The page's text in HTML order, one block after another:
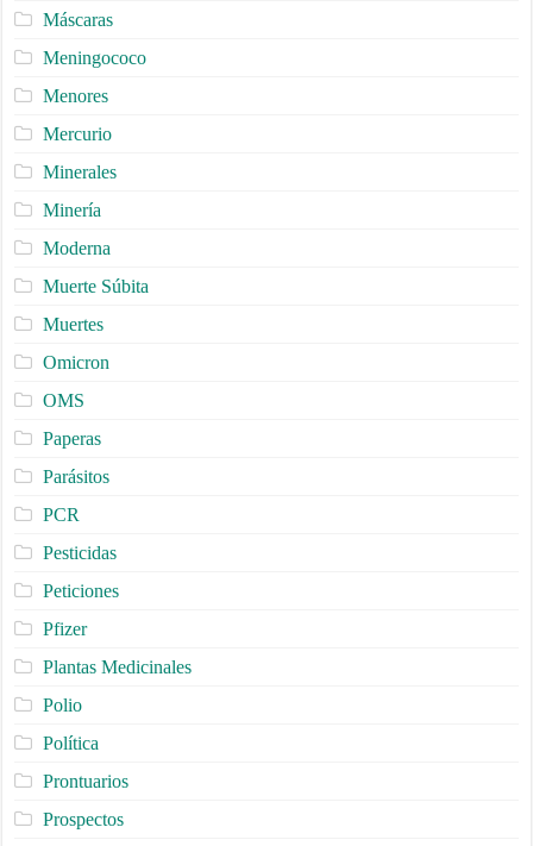
Máscaras
Meningococo
Menores
Mercurio
Minerales
Minería
Moderna
Muerte Súbita
Muertes
Omicron
OMS
Paperas
Parásitos
PCR
Pesticidas
Peticiones
Pfizer
Plantas Medicinales
Polio
Política
Prontuarios
Prospectos